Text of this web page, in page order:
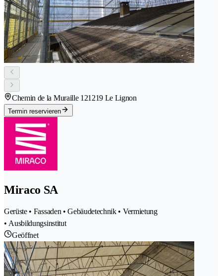
Chemin de la Muraille 121219 Le Lignon
Termin reservieren
Miraco SA
Gerüste • Fassaden • Gebäudetechnik • Vermietung
• Ausbildungsinstitut
Geöffnet